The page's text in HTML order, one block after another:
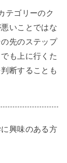
テゴリーのク
いことではな
先のステップ
も上に行くた
断することも
興味のある方